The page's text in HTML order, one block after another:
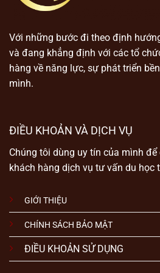
Với những bước đi theo định
và đang khẳng định với các tổ
hàng về năng lực, sự phát triển
mình.
ĐIỀU KHOẢN VÀ DỊCH VỤ
Chúng tôi dùng uy tín của mình
khách hàng dịch vụ tư vấn du học
GIỚI THIỆU
CHÍNH SÁCH BẢO MẬT
ĐIỀU KHOẢN SỬ DỤNG